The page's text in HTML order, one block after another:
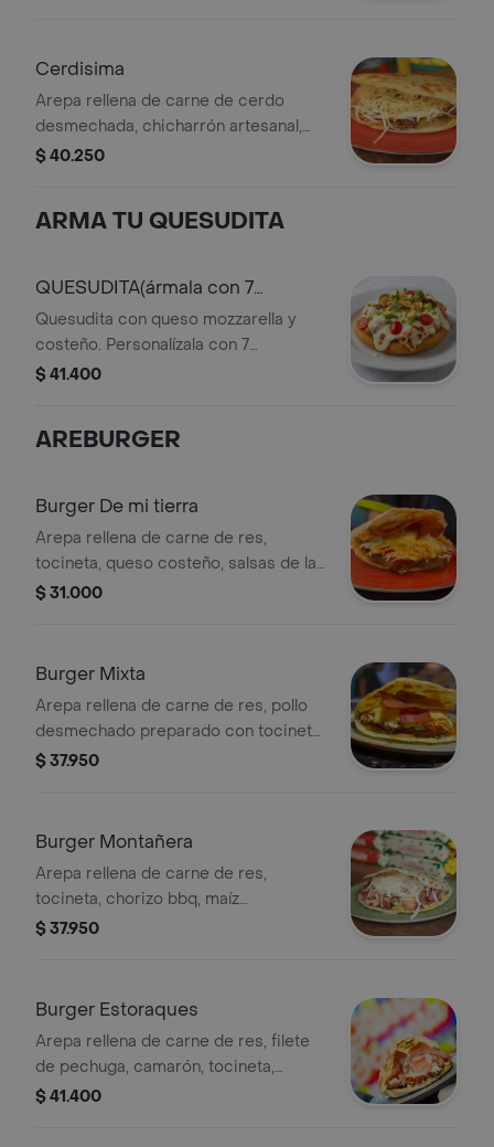
Cerdisima
Arepa rellena de carne de cerdo
desmechada, chicharrón artesanal,
puré de aguacate, maíz desgranado,
$ 40.250
ARMA TU QUESUDITA
QUESUDITA(ármala con 7
ingredientes)
Quesudita con queso mozzarella y
costeño. Personalízala con 7
ingredientes a tu elección, como
$ 41.400
AREBURGER
Burger De mi tierra
Arepa rellena de carne de res,
tocineta, queso costeño, salsas de la
casa y verduras frescas.
$ 31.000
Burger Mixta
Arepa rellena de carne de res, pollo
desmechado preparado con tocineta,
tártara, queso mozzarella, queso
$ 37.950
Burger Montañera
Arepa rellena de carne de res,
tocineta, chorizo bbq, maíz
desgranado, trocitos de maduro,
$ 37.950
Burger Estoraques
Arepa rellena de carne de res, filete
de pechuga, camarón, tocineta,
champiñones, queso mozzarella,
$ 41.400